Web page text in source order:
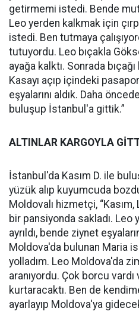
getirmemi istedi. Bende
Leo yerden kalkmak için
istedi. Ben tutmaya
tutuyordu. Leo bıçakla
ayağa kalktı. Sonrada
Kasayı açıp içindeki
eşyalarını aldık. Daha
buluşup İstanbul'a gittik.”
ALTINLAR KARGOYLA
İstanbul'da Kasım D. ile
yüzük alıp kuyumcuda
Moldovalı hizmetçi,
bir pansiyonda sakladı. Leo
ayrıldı, bende ziynet
Moldova'da bulunan Maria
yolladım. Leo Moldova'da
aranıyordu. Çok borcu
kurtaracaktı. Ben de
ayarlayıp Moldova'ya